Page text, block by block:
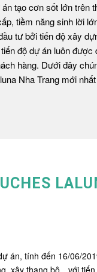
tạo cơn sốt lớn trên
tiềm năng sinh lời
tư bởi tiến độ xây
độ dự án luôn được
hàng. Dưới đây
Nha Trang mới
án, tính đến 16/06/